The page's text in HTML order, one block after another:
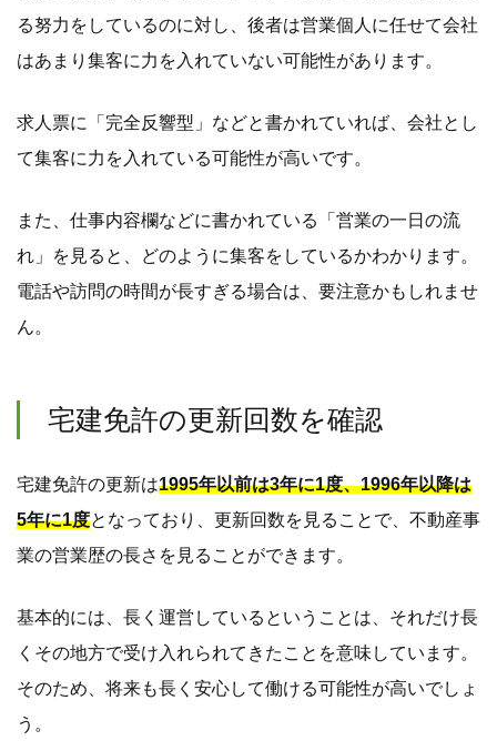
る努力をしているのに対し、後者は営業個人に任せて会社
はあまり集客に力を入れていない可能性があります。
求人票に「完全反響型」などと書かれていれば、会社とし
て集客に力を入れている可能性が高いです。
また、仕事内容欄などに書かれている「営業の一日の流
れ」を見ると、どのように集客をしているかわかります。
電話や訪問の時間が長すぎる場合は、要注意かもしれませ
ん。
宅建免許の更新回数を確認
宅建免許の更新は1995年以前は3年に1度、1996年以降は
5年に1度となっており、更新回数を見ることで、不動産事
業の営業歴の長さを見ることができます。
基本的には、長く運営しているということは、それだけ長
くその地方で受け入れられてきたことを意味しています。
そのため、将来も長く安心して働ける可能性が高いでしょ
う。